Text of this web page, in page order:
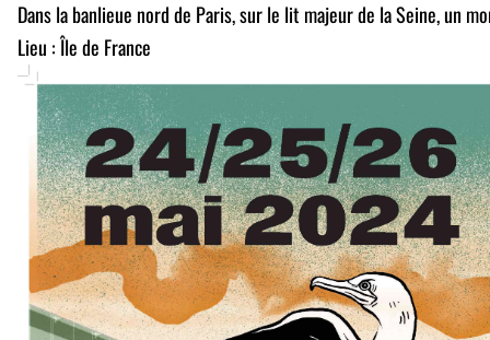
Dans la banlieue nord de Paris, sur le lit majeur de la Seine, un
Lieu : Île de France